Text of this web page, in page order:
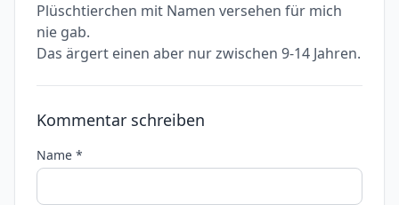
Plüschtierchen mit Namen versehen für mich
nie gab.
Das ärgert einen aber nur zwischen 9-14 Jahren.
Kommentar schreiben
Name *